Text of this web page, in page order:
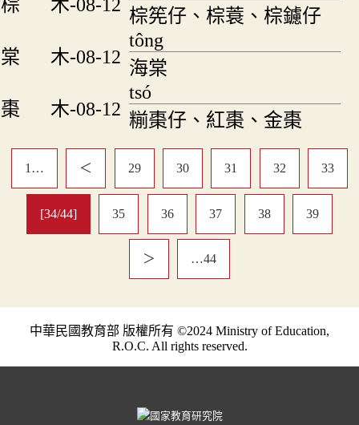
棕
木-08-12
棕筅仔、棕蓑、棕鑢仔
棠
木-08-12
tông
海棠
棗
木-08-12
tsó
糋棗仔、紅棗、金棗
1… ＜ 29 30 31 32 33
[34/44] 35 36 37 38 39
＞ …44
中華民國教育部 版權所有 ©2024 Ministry of Education,
R.O.C. All rights reserved.